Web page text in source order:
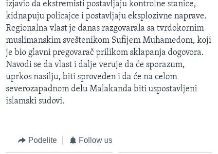
izjavio da ekstremisti postavljaju kontrolne stanice,
kidnapuju policajce i postavljaju eksplozivne naprave.
Regionalna vlast je danas razgovarala sa tvrdokornim
muslimanskim sveštenikom Sufijem Muhamedom, koji
je bio glavni pregovarač prilikom sklapanja dogovora.
Navodi se da vlast i dalje veruje da će sporazum,
uprkos nasilju, biti sproveden i da će na celom
severozapadnom delu Malakanda biti uspostavljeni
islamski sudovi.
Podelite Follow us